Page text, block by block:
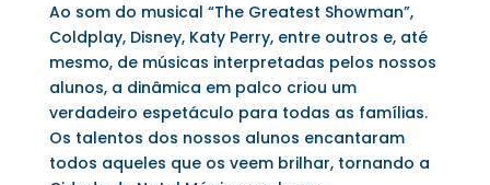
Ao som do musical “The Greatest Showman”,
Coldplay, Disney, Katy Perry, entre outros e, até
mesmo, de músicas interpretadas pelos nossos
alunos, a dinâmica em palco criou um
verdadeiro espetáculo para todas as famílias.
Os talentos dos nossos alunos encantaram
todos aqueles que os veem brilhar, tornando a